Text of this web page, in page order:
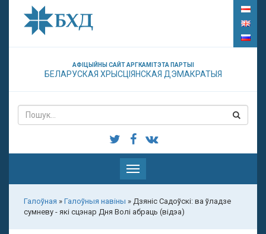
АФІЦЫЙНЫ САЙТ АРГКАМІТЭТА ПАРТЫІ
БЕЛАРУСКАЯ ХРЫСЦІЯНСКАЯ ДЭМАКРАТЫЯ
Паказаць
меню
Галоўная » Галоўныя навіны » Дзяніс Садоўскі: ва ўладзе
сумневу - які сцэнар Дня Волі абраць (відэа)